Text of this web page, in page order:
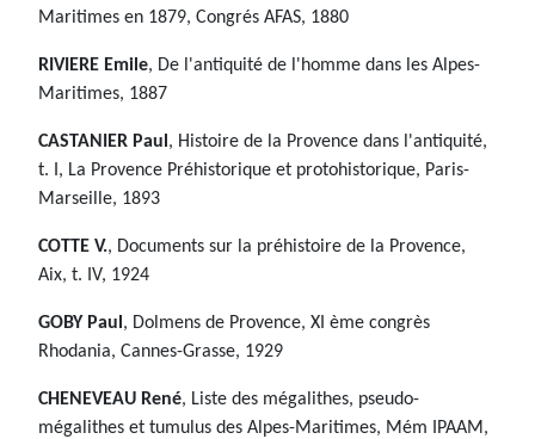
Maritimes en 1879, Congrés AFAS, 1880
RIVIERE Emile, De l'antiquité de l'homme dans les Alpes-
Maritimes, 1887
CASTANIER Paul , Histoire de la Provence dans l'antiquité,
t. I, La Provence Préhistorique et protohistorique, Paris-
Marseille, 1893
COTTE V., Documents sur la préhistoire de la Provence,
Aix, t. IV, 1924
GOBY Paul , Dolmens de Provence, XI ème congrès
Rhodania, Cannes-Grasse, 1929
CHENEVEAU René, Liste des mégalithes, pseudo-
mégalithes et tumulus des Alpes-Maritimes, Mém IPAAM,